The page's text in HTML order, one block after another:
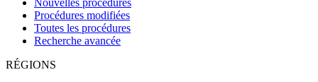
Nouvelles procédures
Procédures modifiées
Toutes les procédures
Recherche avancée
RÉGIONS